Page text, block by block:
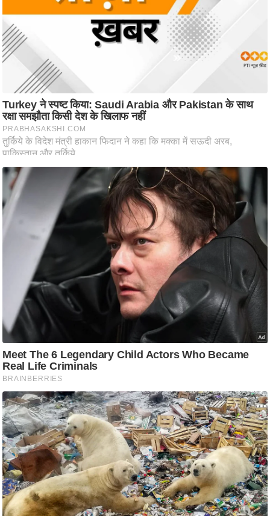
.
आ
ई
चा
य
प
र
स
मी
क्षा
ध
भु
म
हि
मा
/
ध
र्म
स्थ
ल
व्र
त
त्यो
हा
र